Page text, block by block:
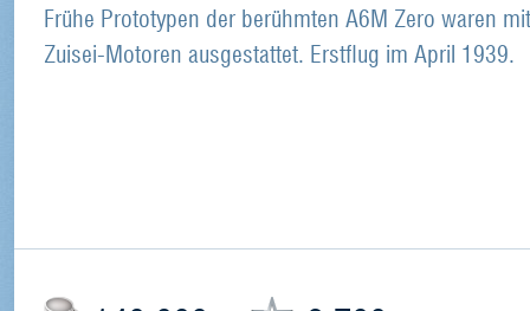
Frühe Prototypen der berühmten A6M Zero waren mit
Zuisei-Motoren ausgestattet. Erstflug im April 1939.